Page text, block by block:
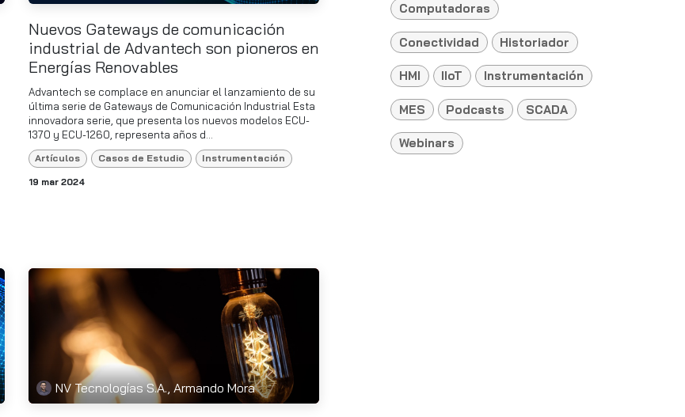
Nuevos Gateways de comunicación
industrial de Advantech son pioneros en
Energías Renovables
Advantech se complace en anunciar el lanzamiento de su
última serie de Gateways de Comunicación Industrial Esta
innovadora serie, que presenta los nuevos modelos ECU-
1370 y ECU-1260, representa años d...
Artículos Casos de Estudio Instrumentación
19 mar 2024
NV Tecnologías S.A., Armando Mora
Computadoras
Conectividad Historiador
HMI IIoT Instrumentación
MES Podcasts SCADA
Webinars